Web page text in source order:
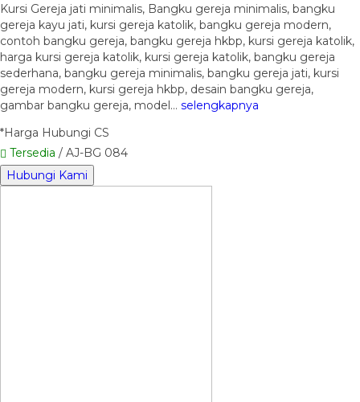
Kursi Gereja jati minimalis, Bangku gereja minimalis, bangku
gereja kayu jati, kursi gereja katolik, bangku gereja modern,
contoh bangku gereja, bangku gereja hkbp, kursi gereja katolik,
harga kursi gereja katolik, kursi gereja katolik, bangku gereja
sederhana, bangku gereja minimalis, bangku gereja jati, kursi
gereja modern, kursi gereja hkbp, desain bangku gereja,
gambar bangku gereja, model… selengkapnya
*Harga Hubungi CS
Tersedia / AJ-BG 084
Hubungi Kami